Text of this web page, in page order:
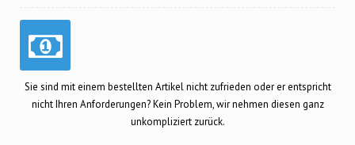
Sie sind mit einem bestellten Artikel nicht zufrieden oder er entspricht
nicht Ihren Anforderungen? Kein Problem, wir nehmen diesen ganz
unkompliziert zurück.